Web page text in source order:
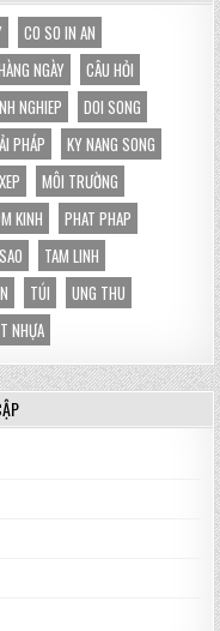
LỘC
BỊ
CHẶN
ĐỨNG
HOÀN
TOÀN
CO SO IN AN
NGÀY
CÂU HỎI
NGHIEP
DOI SONG
PHÁP
KY NANG SONG
MÔI TRƯỜNG
KINH
PHAT PHAP
TAM LINH
TÚI
UNG THU
NHỰA